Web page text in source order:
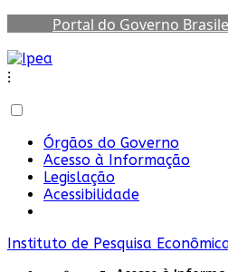
Portal do Governo
⁝
Órgãos do Governo
Acesso à Informação
Legislação
Acessibilidade
Instituto de Pesquisa